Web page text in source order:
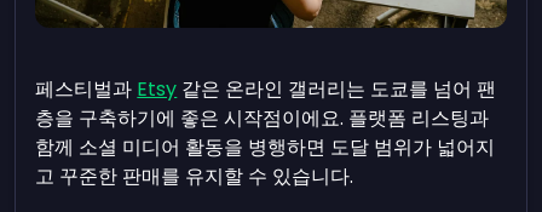
페스티벌과 Etsy 같은 온라인 갤러리는 도쿄를 넘어 팬
층을 구축하기에 좋은 시작점이에요. 플랫폼 리스팅과
함께 소셜 미디어 활동을 병행하면 도달 범위가 넓어지
고 꾸준한 판매를 유지할 수 있습니다.